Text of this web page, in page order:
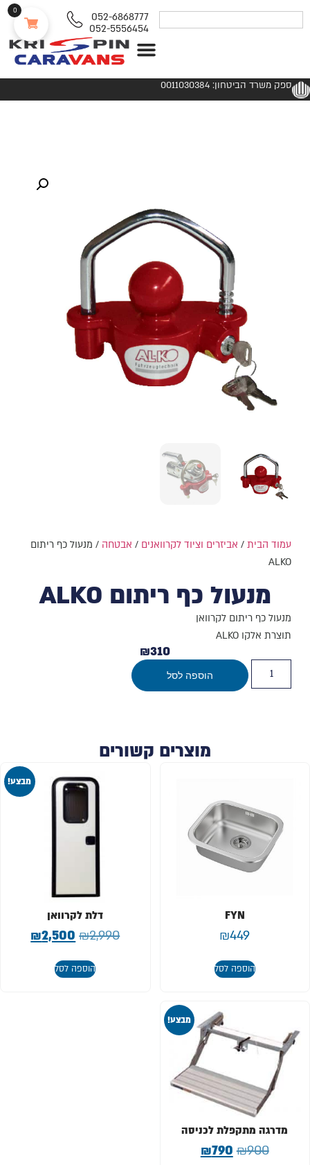
052-6868777
052-5556454
ספק משרד הביטחון: 0011030384
עמוד הבית/ אביזרים וציוד לקרוואנים / אבטחה / מנעול כף ריתום
ALKO
מנעול כף ריתום ALKO
מנעול כף ריתום לקרוואן
תוצרת אלקו ALKO
₪310
הוספה לסל
מוצרים קשורים
FYN
₪449
הוספה לסל
מבצע!
דלת לקרוואן
₪2,990
₪2,500
הוספה לסל
מבצע!
מדרגה מתקפלת לכניסה
₪900
₪790
0